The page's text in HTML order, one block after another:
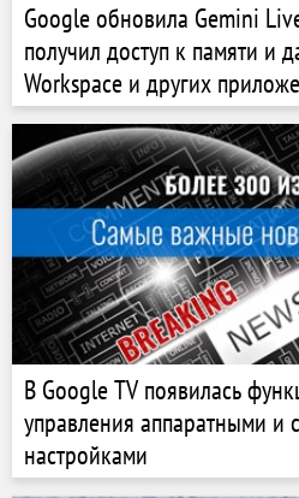
Google обновила Gemini
получил доступ к памяти и
Workspace и других
В Google TV появилась
управления аппаратными и
настройками